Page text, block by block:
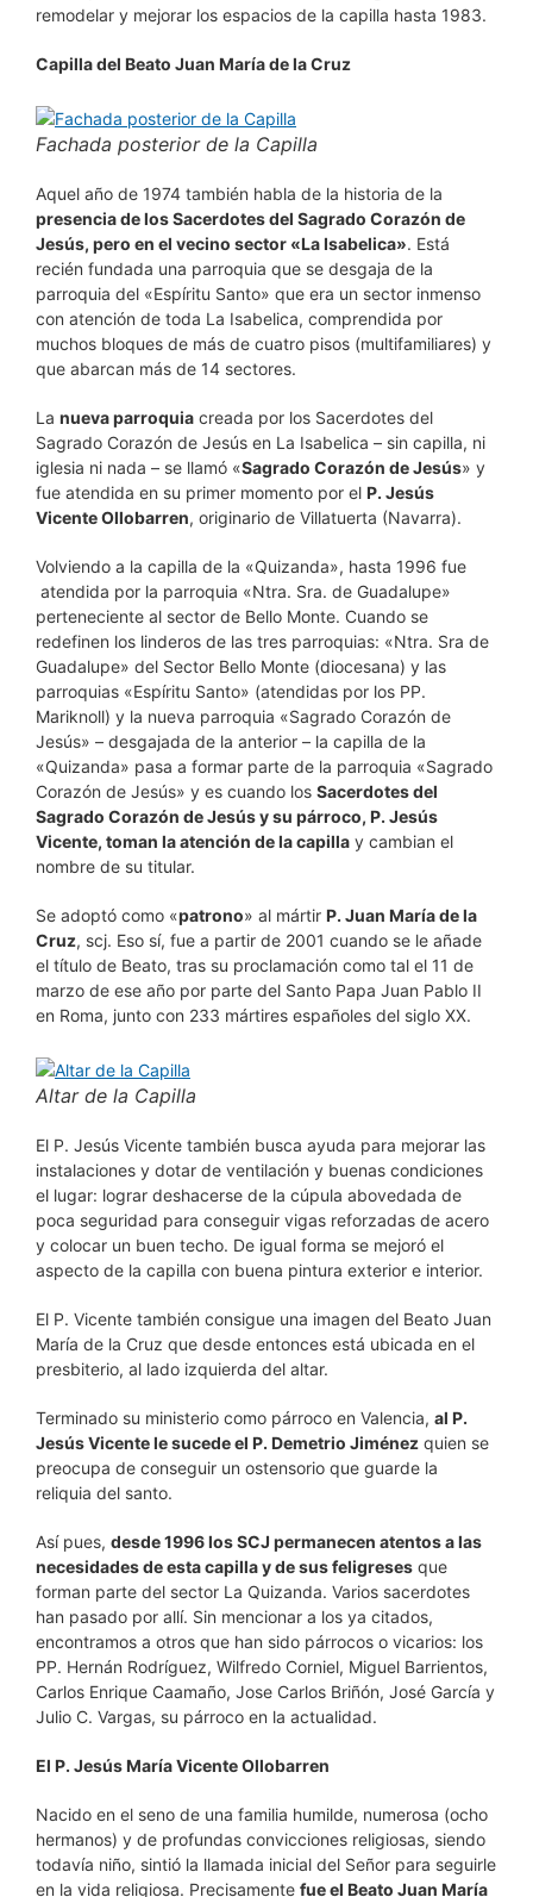
remodelar y mejorar los espacios de la capilla hasta 1983.
Capilla del Beato Juan María de la Cruz
Fachada posterior de la Capilla
Aquel año de 1974 también habla de la historia de la
presencia de los Sacerdotes del Sagrado Corazón de
Jesús, pero en el vecino sector «La Isabelica». Está
recién fundada una parroquia que se desgaja de la
parroquia del «Espíritu Santo» que era un sector inmenso
con atención de toda La Isabelica, comprendida por
muchos bloques de más de cuatro pisos (multifamiliares) y
que abarcan más de 14 sectores.
La nueva parroquia creada por los Sacerdotes del
Sagrado Corazón de Jesús en La Isabelica – sin capilla, ni
iglesia ni nada – se llamó «Sagrado Corazón de Jesús» y
fue atendida en su primer momento por el P. Jesús
Vicente Ollobarren, originario de Villatuerta (Navarra).
Volviendo a la capilla de la «Quizanda», hasta 1996 fue
atendida por la parroquia «Ntra. Sra. de Guadalupe»
perteneciente al sector de Bello Monte. Cuando se
redefinen los linderos de las tres parroquias: «Ntra. Sra de
Guadalupe» del Sector Bello Monte (diocesana) y las
parroquias «Espíritu Santo» (atendidas por los PP.
Mariknoll) y la nueva parroquia «Sagrado Corazón de
Jesús» – desgajada de la anterior – la capilla de la
«Quizanda» pasa a formar parte de la parroquia «Sagrado
Corazón de Jesús» y es cuando los Sacerdotes del
Sagrado Corazón de Jesús y su párroco, P. Jesús
Vicente, toman la atención de la capilla y cambian el
nombre de su titular.
Se adoptó como «patrono» al mártir P. Juan María de la
Cruz, scj. Eso sí, fue a partir de 2001 cuando se le añade
el título de Beato, tras su proclamación como tal el 11 de
marzo de ese año por parte del Santo Papa Juan Pablo II
en Roma, junto con 233 mártires españoles del siglo XX.
Altar de la Capilla
El P. Jesús Vicente también busca ayuda para mejorar las
instalaciones y dotar de ventilación y buenas condiciones
el lugar: lograr deshacerse de la cúpula abovedada de
poca seguridad para conseguir vigas reforzadas de acero
y colocar un buen techo. De igual forma se mejoró el
aspecto de la capilla con buena pintura exterior e interior.
El P. Vicente también consigue una imagen del Beato Juan
María de la Cruz que desde entonces está ubicada en el
presbiterio, al lado izquierda del altar.
Terminado su ministerio como párroco en Valencia, al P.
Jesús Vicente le sucede el P. Demetrio Jiménez quien se
preocupa de conseguir un ostensorio que guarde la
reliquia del santo.
Así pues, desde 1996 los SCJ permanecen atentos a las
necesidades de esta capilla y de sus feligreses que
forman parte del sector La Quizanda. Varios sacerdotes
han pasado por allí. Sin mencionar a los ya citados,
encontramos a otros que han sido párrocos o vicarios: los
PP. Hernán Rodríguez, Wilfredo Corniel, Miguel Barrientos,
Carlos Enrique Caamaño, Jose Carlos Briñón, José García y
Julio C. Vargas, su párroco en la actualidad.
El P. Jesús María Vicente Ollobarren
Nacido en el seno de una familia humilde, numerosa (ocho
hermanos) y de profundas convicciones religiosas, siendo
todavía niño, sintió la llamada inicial del Señor para seguirle
en la vida religiosa. Precisamente fue el Beato Juan María